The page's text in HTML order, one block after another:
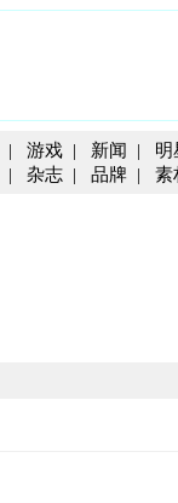
| 游戏 | 新闻 | 明
| 杂志 | 品牌 | 素